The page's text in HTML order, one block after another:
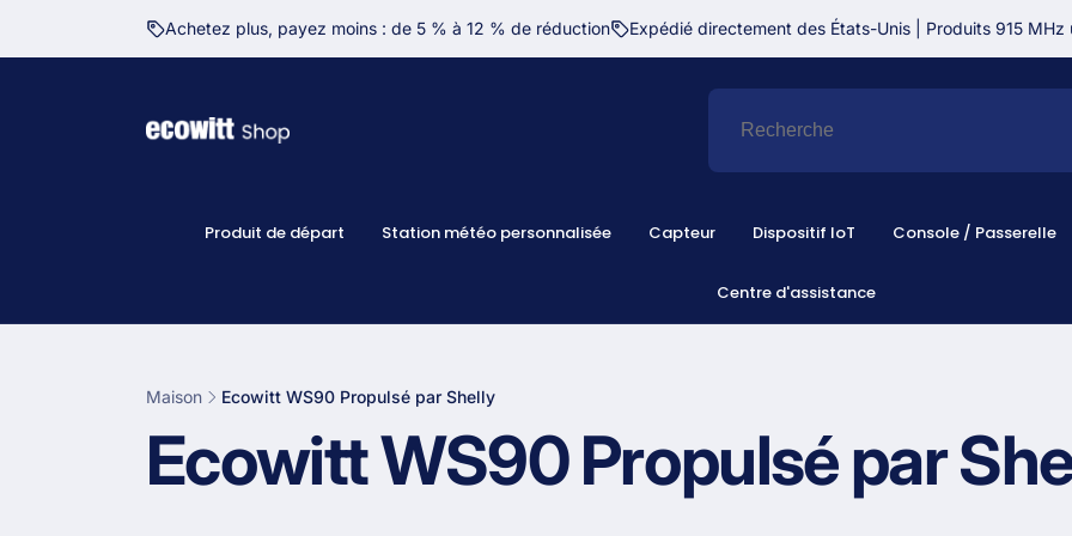
contenu
Achetez plus, payez moins : de 5 % à 12 % de réduction Expédié directement des États-Unis | Produits 915 MHz
Produit de départ Station météo personnalisée Capteur Dispositif IoT Console / Passerelle
Centre d'assistance
Maison Ecowitt WS90 Propulsé par Shelly
C
Ecowitt WS90 Propulsé par